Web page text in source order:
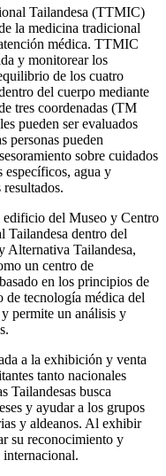
Tailandesa (TTMIC)
la medicina tradicional
médica. TTMIC
y monitorear los
de los cuatro
del cuerpo mediante
tres coordenadas (TM
pueden ser evaluados
personas pueden
sobre cuidados
específicos, agua y
resultados.
del Museo y Centro
Tailandesa dentro del
Alternativa Tailandesa,
un centro de
en los principios de
de tecnología médica del
permite un análisis y
a la exhibición y venta
tanto nacionales
Tailandesas busca
y ayudar a los grupos
y aldeanos. Al exhibir
su reconocimiento y
internacional.